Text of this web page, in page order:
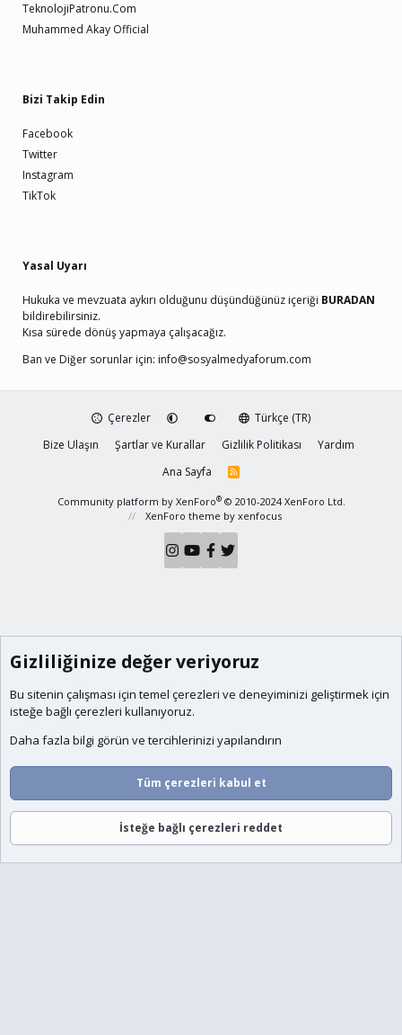
TeknolojiPatronu.Com
Muhammed Akay Official
Bizi Takip Edin
Facebook
Twitter
Instagram
TikTok
Yasal Uyarı
Hukuka ve mevzuata aykırı olduğunu düşündüğünüz içeriği BURADAN
bildirebilirsiniz.
Kısa sürede dönüş yapmaya çalışacağız.
Ban ve Diğer sorunlar için: info@sosyalmedyaforum.com
Çerezler
Türkçe (TR)
Bize Ulaşın
Şartlar ve Kurallar Gizlilik Politikası
Yardım
Ana Sayfa
R
S
Community platform by XenForo® © 2010-2024 XenForo Ltd.
XenForo theme by xenfocus
Gizliliğinize değer veriyoruz
Bu sitenin çalışması için temel çerezleri ve deneyiminizi geliştirmek için
isteğe bağlı çerezleri kullanıyoruz.
Daha fazla bilgi görün ve tercihlerinizi yapılandırın
Tüm çerezleri kabul et
İsteğe bağlı çerezleri reddet